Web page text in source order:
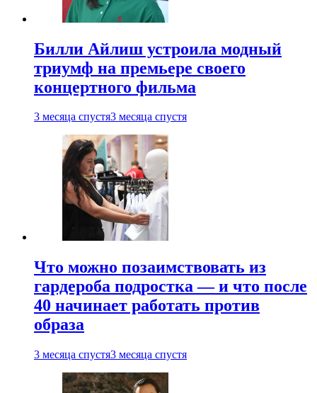
Билли Айлиш устроила модный
триумф на премьере своего
концертного фильма
3 месяца спустя3 месяца спустя
Что можно позаимствовать из
гардероба подростка — и что после
40 начинает работать против
образа
3 месяца спустя3 месяца спустя